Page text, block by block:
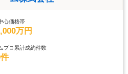
心価格帯
万円
プロ累計成約件数